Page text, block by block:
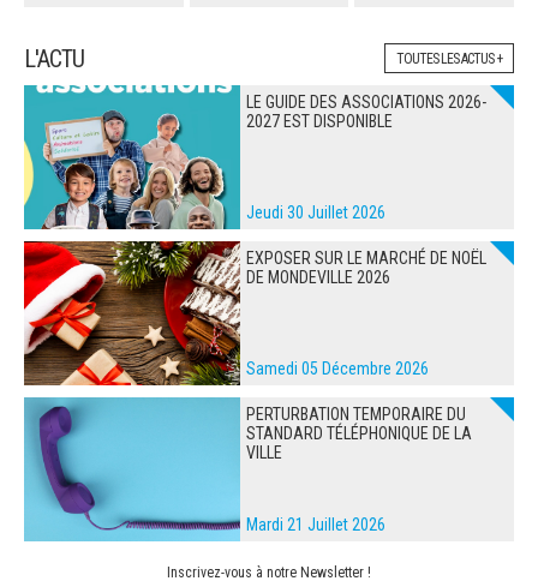
L'ACTU TOUTES LES ACTUS +
LE GUIDE DES ASSOCIATIONS 2026-
2027 EST DISPONIBLE
Jeudi 30 Juillet 2026
EXPOSER SUR LE MARCHÉ DE NOËL
DE MONDEVILLE 2026
Samedi 05 Décembre 2026
PERTURBATION TEMPORAIRE DU
STANDARD TÉLÉPHONIQUE DE LA
VILLE
Mardi 21 Juillet 2026
Inscrivez-vous à notre Newsletter !